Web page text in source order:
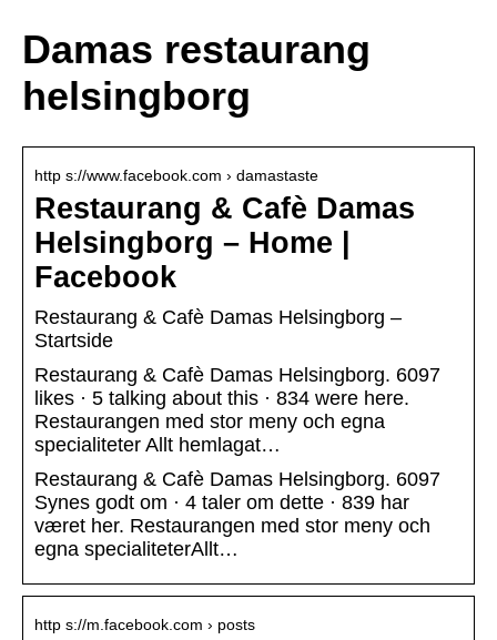
Damas restaurang
helsingborg
http s://www.facebook.com › damastaste
Restaurang & Cafè Damas
Helsingborg – Home |
Facebook
Restaurang & Cafè Damas Helsingborg –
Startside
Restaurang & Cafè Damas Helsingborg. 6097
likes · 5 talking about this · 834 were here.
Restaurangen med stor meny och egna
specialiteter Allt hemlagat…
Restaurang & Cafè Damas Helsingborg. 6097
Synes godt om · 4 taler om dette · 839 har
været her. Restaurangen med stor meny och
egna specialiteterAllt…
http s://m.facebook.com › posts